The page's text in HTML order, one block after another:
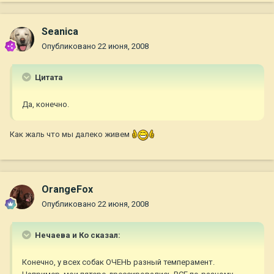
Seanica
Опубликовано 22 июня, 2008
Цитата
Да, конечно.
Как жаль что мы далеко живем
OrangeFox
Опубликовано 22 июня, 2008
Нечаева и Ко сказал:
Конечно, у всех собак ОЧЕНЬ разный темперамент.